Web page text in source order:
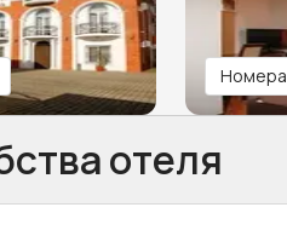
Номера
отеля